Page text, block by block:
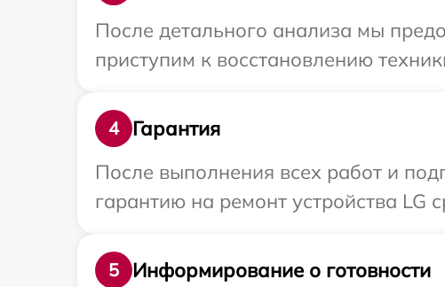
После детального анализа мы
приступим к восстановлению
4
Гарантия
После выполнения всех работ и
гарантию на ремонт устройства LG
5
Информирование о готовности